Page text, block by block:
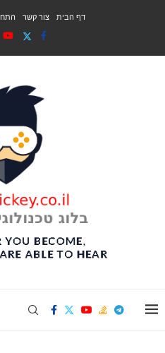
דף הבית צור קשר